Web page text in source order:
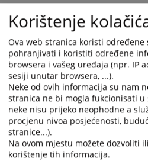
Prikazana vijest je na:
Prateći dokumenti
Presuda broj 09 0 K 033856
1755
Korištenje
Ova web stranica koristi određene
pohranjivati i koristiti određene
browsera i vašeg uređaja (npr. IP
sesiji unutar browsera, ...).
Neke od ovih informacija su nam
stranica ne bi mogla fukcionisati
neke nisu prijeko neophodne a
procjenu nivoa posjećenosti,
stranice...).
Na ovom mjestu možete dozvoliti
korištenje tih informacija.